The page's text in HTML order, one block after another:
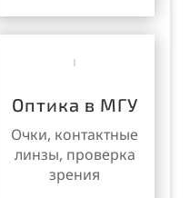
Оптика в МГУ
Очки, контактные
линзы, проверка
зрения